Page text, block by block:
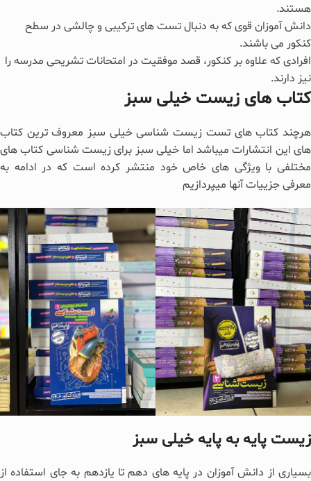
هستند.
دانش آموزان قوی که به دنبال تست های ترکیبی و چالشی در سطح
کنکور می باشند.
افرادی که علاوه بر کنکور، قصد موفقیت در امتحانات تشریحی مدرسه را
نیز دارند.
کتاب های زیست خیلی سبز
هرچند کتاب های تست زیست شناسی خیلی سبز معروف ترین کتاب
های این انتشارات میباشد اما خیلی سبز برای زیست شناسی کتاب های
مختلفی با ویژگی های خاص خود منتشر کرده است که در ادامه به
معرفی جزییات آنها میپردازیم
زیست پایه به پایه خیلی سبز
بسیاری از دانش آموزان در پایه های دهم تا یازدهم به جای استفاده از